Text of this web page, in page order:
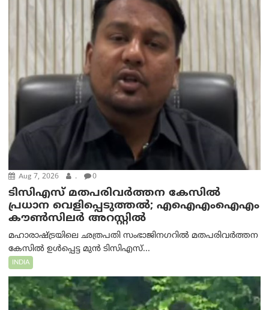
Aug 7, 2026 . 0
ടിസിഎസ് മതപരിവർത്തന കേസിൽ
പ്രധാന വെളിപ്പെടുത്തൽ; എഐഎംഐഎം
കൗൺസിലർ അറസ്റ്റിൽ
മഹാരാഷ്ട്രയിലെ ഛത്രപതി സംഭാജിനഗറിൽ മതപരിവർത്തന
കേസിൽ ഉൾപ്പെട്ട മുൻ ടിസിഎസ്...
INDIA